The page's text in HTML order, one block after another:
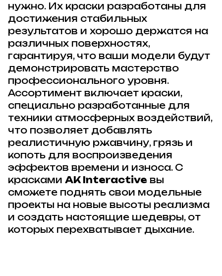
нужно. Их краски разработаны для
достижения стабильных
результатов и хорошо держатся на
различных поверхностях,
гарантируя, что ваши модели будут
демонстрировать мастерство
профессионального уровня.
Ассортимент включает краски,
специально разработанные для
техники атмосферных воздействий,
что позволяет добавлять
реалистичную ржавчину, грязь и
копоть для воспроизведения
эффектов времени и износа. С
красками AK Interactive вы
сможете поднять свои модельные
проекты на новые высоты реализма
и создать настоящие шедевры, от
которых перехватывает дыхание.